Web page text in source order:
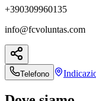
+390309960135
info@fcvoluntas.com
Telefono